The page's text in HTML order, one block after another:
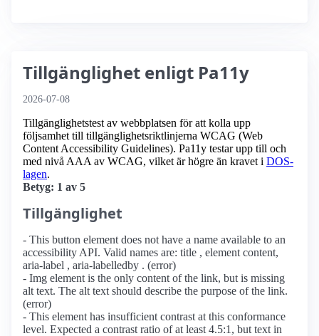
Tillgänglighet enligt Pa11y
2026-07-08
Tillgänglighetstest av webbplatsen för att kolla upp
följsamhet till tillgänglighets­riktlinjerna WCAG (Web
Content Accessibility Guidelines). Pa11y testar upp till och
med nivå AAA av WCAG, vilket är högre än kravet i DOS-
lagen.
Betyg: 1 av 5
Tillgänglighet
- This button element does not have a name available to an
accessibility API. Valid names are: title , element content,
aria-label , aria-labelledby . (error)
- Img element is the only content of the link, but is missing
alt text. The alt text should describe the purpose of the link.
(error)
- This element has insufficient contrast at this conformance
level. Expected a contrast ratio of at least 4.5:1, but text in